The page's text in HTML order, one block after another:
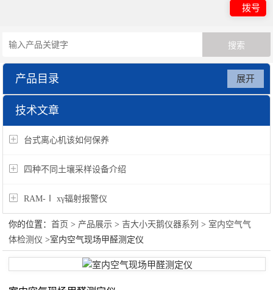
拨号
产品目录
吉大小天鹅仪器系列
展开
技术文章
台式离心机该如何保养
四种不同土壤采样设备介绍
RAM-Ⅰ xγ辐射报警仪
你的位置：首页 > 产品展示 > 吉大小天鹅仪器系列 > 室内空气气
体检测仪 >室内空气现场甲醛测定仪